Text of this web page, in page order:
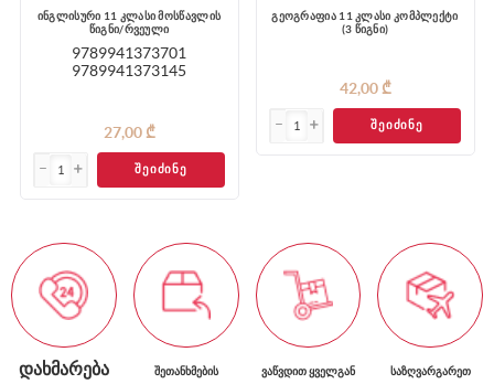
ინგლისური 11 კლასი მოსწავლის
წიგნი/რვეული
9789941373701
9789941373145
27,00 ₾
ᲨᲔᲘᲫᲘᲜᲔ
გეოგრაფია 11 კლასი კომპლექტი
(3 წიგნი)
42,00 ₾
ᲨᲔᲘᲫᲘᲜᲔ
ᲓᲐᲮᲛᲐᲠᲔᲑᲐ
ᲨᲔᲗᲐᲜᲮᲛᲔᲑᲘᲡ
ᲕᲐᲬᲕᲓᲘᲗ ᲧᲕᲔᲚᲒᲐᲜ
ᲡᲐᲖᲦᲕᲐᲠᲒᲐᲠᲔᲗ